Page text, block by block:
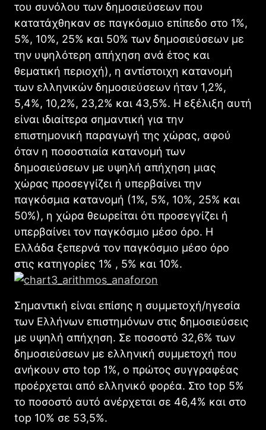
του συνόλου των δημοσιεύσεων που
κατατάχθηκαν σε παγκόσμιο επίπεδο στο 1%,
5%, 10%, 25% και 50% των δημοσιεύσεων με
την υψηλότερη απήχηση ανά έτος και
θεματική περιοχή), η αντίστοιχη κατανομή
των ελληνικών δημοσιεύσεων ήταν 1,2%,
5,4%, 10,2%, 23,2% και 43,5%. Η εξέλιξη αυτή
είναι ιδιαίτερα σημαντική για την
επιστημονική παραγωγή της χώρας, αφού
όταν η ποσοστιαία κατανομή των
δημοσιεύσεων με υψηλή απήχηση μιας
χώρας προσεγγίζει ή υπερβαίνει την
παγκόσμια κατανομή (1%, 5%, 10%, 25% και
50%), η χώρα θεωρείται ότι προσεγγίζει ή
υπερβαίνει τον παγκόσμιο μέσο όρο. Η
Ελλάδα ξεπερνά τον παγκόσμιο μέσο όρο
στις κατηγορίες 1% , 5% και 10%.
Σημαντική είναι επίσης η συμμετοχή/ηγεσία
των Ελλήνων επιστημόνων στις δημοσιεύσεις
με υψηλή απήχηση. Σε ποσοστό 32,6% των
δημοσιεύσεων με ελληνική συμμετοχή που
ανήκουν στο top 1%, ο πρώτος συγγραφέας
προέρχεται από ελληνικό φορέα. Στο top 5%
το ποσοστό αυτό ανέρχεται σε 46,4% και στο
top 10% σε 53,5%.